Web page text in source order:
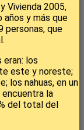
Vivienda 2005,
años y más que
personas, que
eran: los
este y noreste;
los nahuas, en un
la
del total del